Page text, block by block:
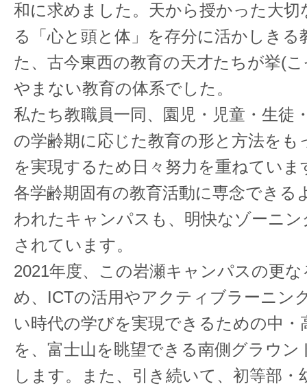
和に求めました。天から授かった大切
る「心と頭と体」を存分に活かしきる
た、古今東西の教育の天才たちが挙(
やまない教育の体系でした。
私たち教職員一同、園児・児童・生徒
の学齢期に応じた教育の形と方法をも
を実現するため日々努力を重ねていま
各学齢期固有の教育活動に専念できる
われたキャンパスも、明快なゾーニ
されています。
2021年度、この岩瀬キャンパスの更
め、ICTの活用やアクティブラーニン
い時代の学びを実現できるための中・
を、富士山を眺望できる南側グラウン
します。また、引き続いて、初等部・